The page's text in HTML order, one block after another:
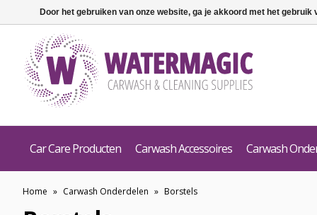
Car Care Producten Carwash Accessoires Carwash
Home » Carwash Onderdelen » Borstels
Door het gebruiken van onze website, ga je akkoord met het